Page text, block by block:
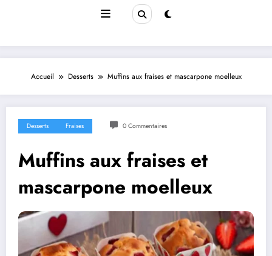
Accueil Desserts Muffins aux fraises et mascarpone moelleux
Desserts Fraises 0 Commentaires
Muffins aux fraises et
mascarpone moelleux